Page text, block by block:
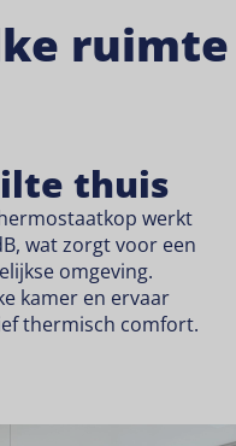
ruimte
thuis
werkt
wat zorgt voor een
omgeving.
kamer en ervaar
thermisch comfort.